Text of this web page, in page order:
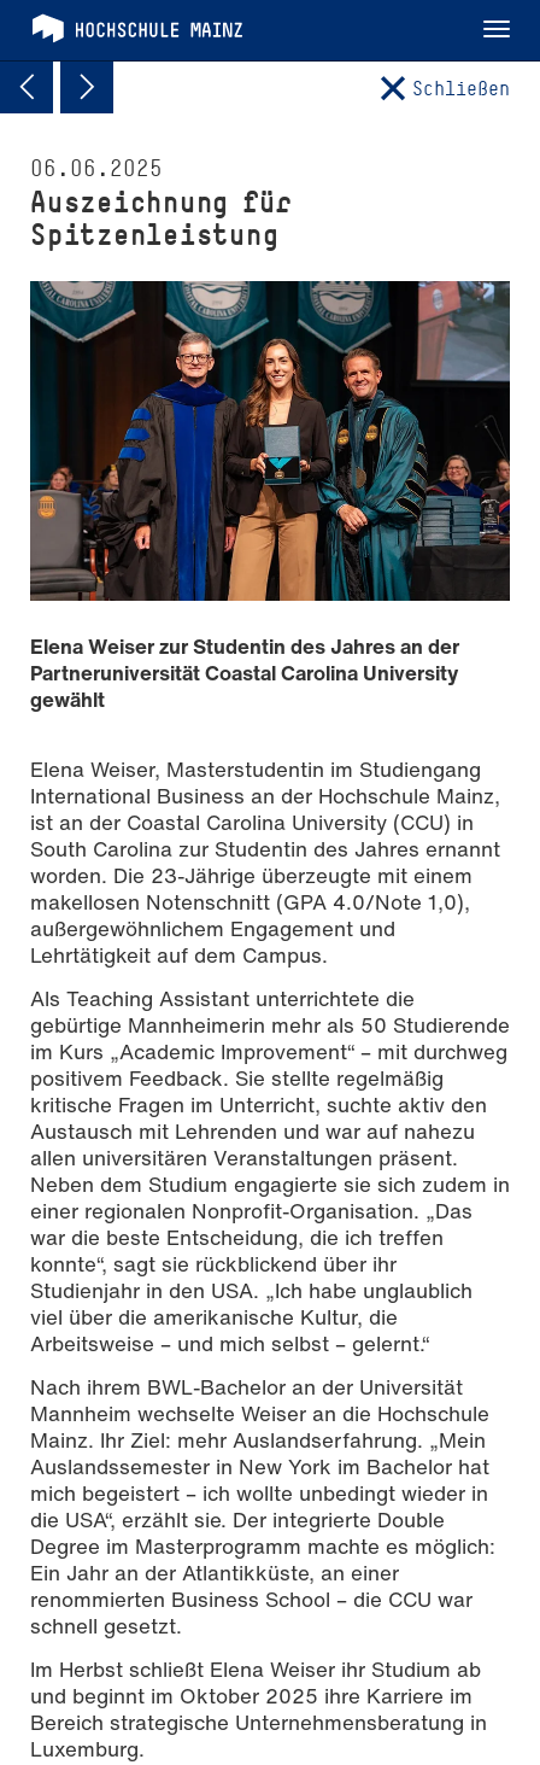
Schließen
06.06.2025
Auszeichnung für
Spitzenleistung
Elena Weiser zur Studentin des Jahres an der
Partneruniversität Coastal Carolina University
gewählt
Elena Weiser, Masterstudentin im Studiengang
International Business an der Hochschule Mainz,
ist an der Coastal Carolina University (CCU) in
South Carolina zur Studentin des Jahres ernannt
worden. Die 23-Jährige überzeugte mit einem
makellosen Notenschnitt (GPA 4.0/Note 1,0),
außergewöhnlichem Engagement und
Lehrtätigkeit auf dem Campus.
Als Teaching Assistant unterrichtete die
gebürtige Mannheimerin mehr als 50 Studierende
im Kurs „Academic Improvement“ – mit durchweg
positivem Feedback. Sie stellte regelmäßig
kritische Fragen im Unterricht, suchte aktiv den
Austausch mit Lehrenden und war auf nahezu
allen universitären Veranstaltungen präsent.
Neben dem Studium engagierte sie sich zudem in
einer regionalen Nonprofit-Organisation. „Das
war die beste Entscheidung, die ich treffen
konnte“, sagt sie rückblickend über ihr
Studienjahr in den USA. „Ich habe unglaublich
viel über die amerikanische Kultur, die
Arbeitsweise – und mich selbst – gelernt.“
Nach ihrem BWL-Bachelor an der Universität
Mannheim wechselte Weiser an die Hochschule
Mainz. Ihr Ziel: mehr Auslandserfahrung. „Mein
Auslandssemester in New York im Bachelor hat
mich begeistert – ich wollte unbedingt wieder in
die USA“, erzählt sie. Der integrierte Double
Degree im Masterprogramm machte es möglich:
Ein Jahr an der Atlantikküste, an einer
renommierten Business School – die CCU war
schnell gesetzt.
Im Herbst schließt Elena Weiser ihr Studium ab
und beginnt im Oktober 2025 ihre Karriere im
Bereich strategische Unternehmensberatung in
Luxemburg.